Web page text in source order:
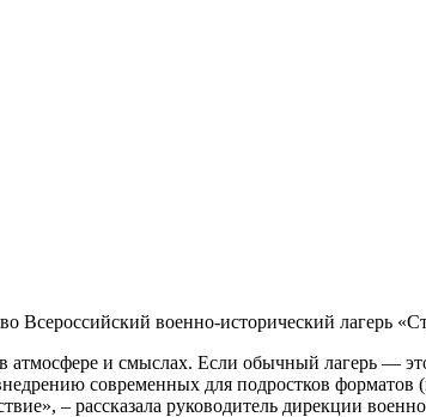
Всероссийский военно-исторический лагерь
атмосфере и смыслах. Если обычный лагерь —
современных для подростков
– рассказала руководитель дирекции